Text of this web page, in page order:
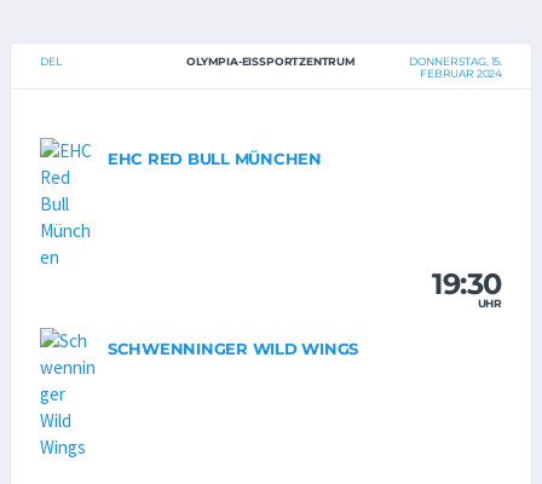
DEL OLYMPIA-EISSPORTZENTRUM
DONNERSTAG, 15.
FEBRUAR 2024
EHC RED BULL MÜNCHEN
19:30
UHR
SCHWENNINGER WILD WINGS